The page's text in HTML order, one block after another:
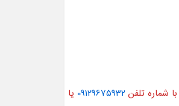
شماره تلفن09129675932 یا